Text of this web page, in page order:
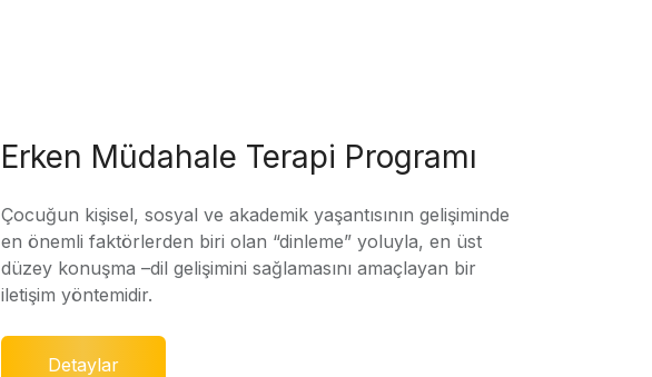
Erken Müdahale Terapi Programı
Çocuğun kişisel, sosyal ve akademik yaşantısının gelişiminde
en önemli faktörlerden biri olan “dinleme” yoluyla, en üst
düzey konuşma –dil gelişimini sağlamasını amaçlayan bir
iletişim yöntemidir.
Detaylar